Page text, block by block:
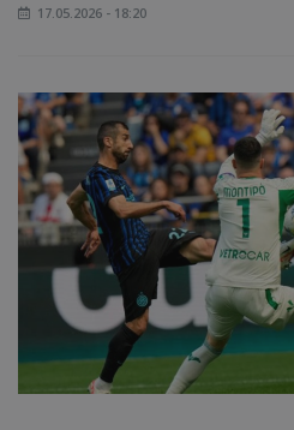
17.05.2026 - 18:20